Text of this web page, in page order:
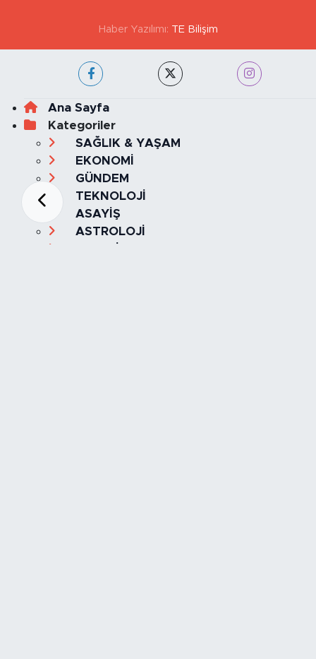
Haber Yazılımı: TE Bilişim
Ana Sayfa
Kategoriler
SAĞLIK & YAŞAM
EKONOMİ
GÜNDEM
TEKNOLOJİ
ASAYİŞ
ASTROLOJİ